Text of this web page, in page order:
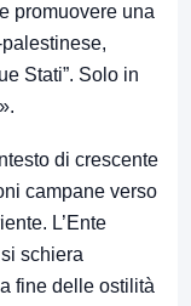
promuovere una
Stati”. Solo in
di crescente
campane verso
L’Ente
schiera
fine delle ostilità